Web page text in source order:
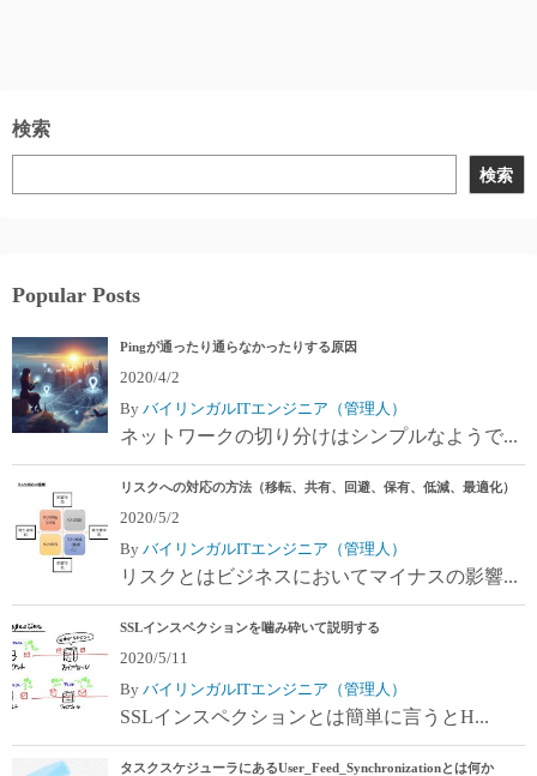
検索
検索
Popular Posts
Pingが通ったり通らなかったりする原因
2020/4/2
By バイリンガルITエンジニア（管理人）
ネットワークの切り分けはシンプルなようで...
リスクへの対応の方法（移転、共有、回避、保有、低減、最適化）
2020/5/2
By バイリンガルITエンジニア（管理人）
リスクとはビジネスにおいてマイナスの影響...
SSLインスペクションを噛み砕いて説明する
2020/5/11
By バイリンガルITエンジニア（管理人）
SSLインスペクションとは簡単に言うとH...
タスクスケジューラにあるUser_Feed_Synchronizationとは何か